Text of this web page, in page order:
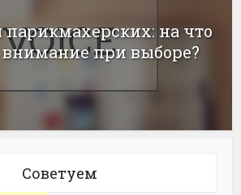
парикмахерских: на что
внимание при выборе?
Советуем